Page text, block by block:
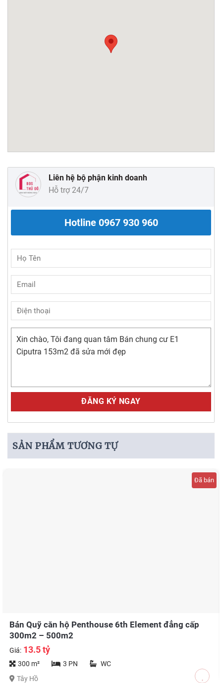
Liên hệ bộ phận kinh doanh
Hỗ trợ 24/7
Hotline 0967 930 960
SẢN PHẨM TƯƠNG TỰ
Đã bán
Bán Quỹ căn hộ Penthouse 6th Element đẳng cấp
300m2 – 500m2
Giá:13.5 tỷ
300 m² 3 PN
WC
Tây Hồ